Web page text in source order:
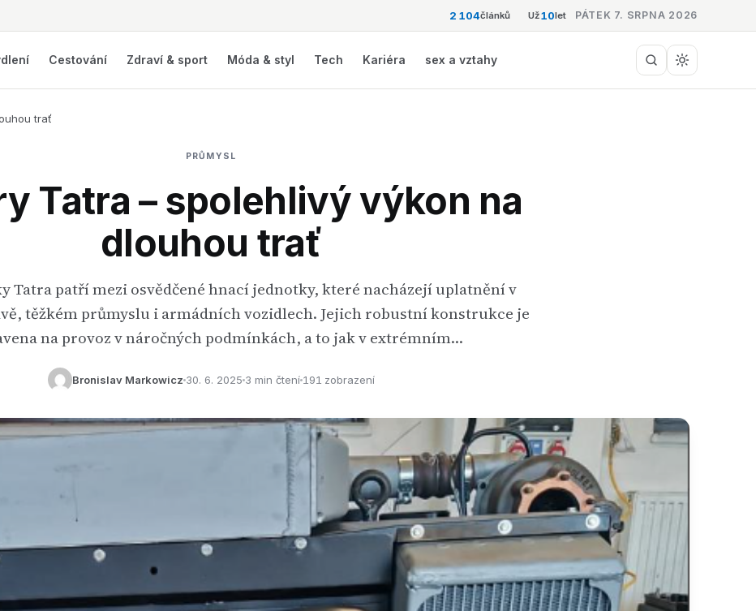
2 104článků Už10let PÁTEK 7. SRPNA 2026
Cestování Zdraví & sport Móda & styl Tech Kariéra sex a vztahy
trať
PRŮMYSL
Tatra – spolehlivý výkon na
dlouhou trať
Tatra patří mezi osvědčené hnací jednotky, které nacházejí uplatnění v
těžkém průmyslu i armádních vozidlech. Jejich robustní konstrukce je
na provoz v náročných podmínkách, a to jak v extrémním…
Bronislav Markowicz 30. 6. 2025 3 min čtení191 zobrazení